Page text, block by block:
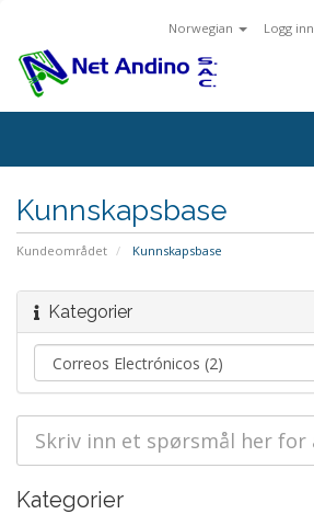
Norwegian Logg inn
Kunnskapsbase
Kundeområdet Kunnskapsbase
Kategorier
Kategorier